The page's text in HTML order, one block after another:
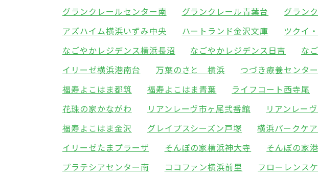
グランクレールセンター南
グランクレール青葉台 グラン
アズハイム横浜いずみ中央
ハートランド金沢文庫 ツクイ
なごやかレジデンス横浜長沼
なごやかレジデンス日吉 な
イリーゼ横浜港南台
万葉のさと 横浜 つづき療養センター
福寿よこはま都筑
福寿よこはま青葉 ライフコート西寺尾
花珠の家かながわ
リアンレーヴ市ヶ尾弐番館 リアンレー
福寿よこはま金沢
グレイプスシーズン戸塚 横浜パークケ
イリーゼたまプラーザ
そんぽの家横浜神大寺 そんぽの家
プラテシアセンター南
ココファン横浜前里 フローレンス